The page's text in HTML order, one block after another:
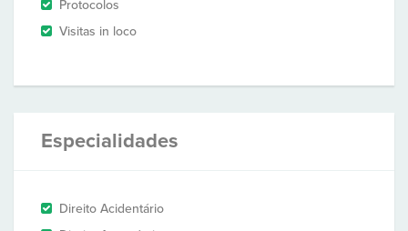
Protocolos
Visitas in loco
Especialidades
Direito Acidentário